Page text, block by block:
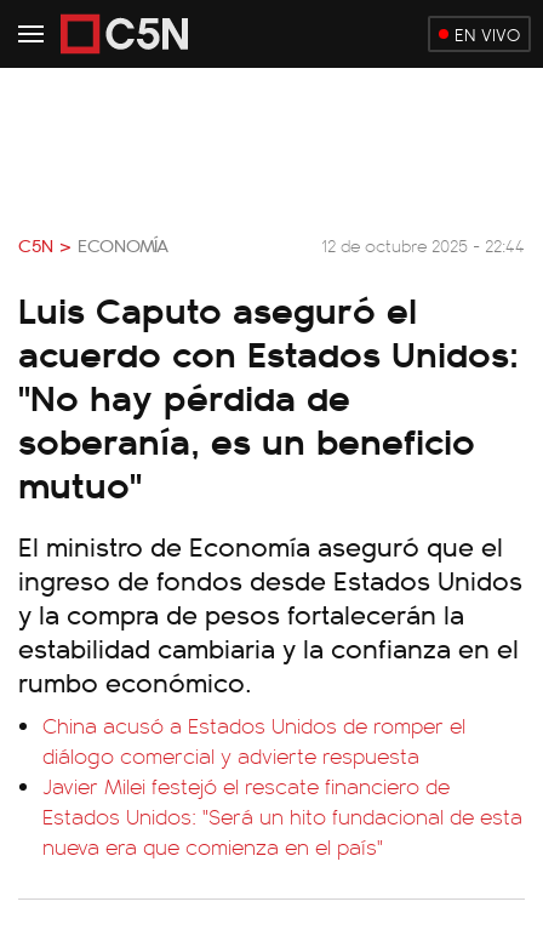
EN VIVO
C5N > ECONOMÍA 12 de octubre 2025 - 22:44
Luis Caputo aseguró el
acuerdo con Estados Unidos:
"No hay pérdida de
soberanía, es un beneficio
mutuo"
El ministro de Economía aseguró que el
ingreso de fondos desde Estados Unidos
y la compra de pesos fortalecerán la
estabilidad cambiaria y la confianza en el
rumbo económico.
China acusó a Estados Unidos de romper el
diálogo comercial y advierte respuesta
Javier Milei festejó el rescate financiero de
Estados Unidos: "Será un hito fundacional de esta
nueva era que comienza en el país"